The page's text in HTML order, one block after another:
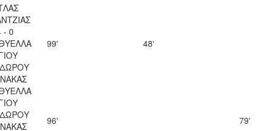
- 0
99' 48'
96' 79'